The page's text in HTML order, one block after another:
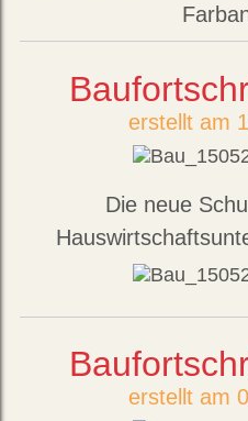
erstellt am
Die neue
erstellt am